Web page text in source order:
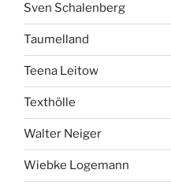
Sven Schalenberg
Taumelland
Teena Leitow
Texthölle
Walter Neiger
Wiebke Logemann